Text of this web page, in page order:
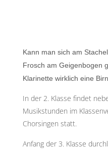
Kann man sich am
Frosch am Geigenbogen
Klarinette wirklich eine
In der 2. Klasse findet
Musikstunden im
Chorsingen statt.
Anfang der 3. Klasse